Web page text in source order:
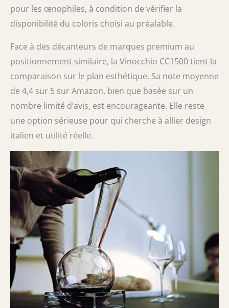
pour les œnophiles, à condition de vérifier la
disponibilité du coloris choisi au préalable.
Face à des décanteurs de marques premium au
positionnement similaire, la Vinocchio CC1500 tient la
comparaison sur le plan esthétique. Sa note moyenne
de 4,4 sur 5 sur Amazon, bien que basée sur un
nombre limité d’avis, est encourageante. Elle reste
une option sérieuse pour qui cherche à allier design
italien et utilité réelle.